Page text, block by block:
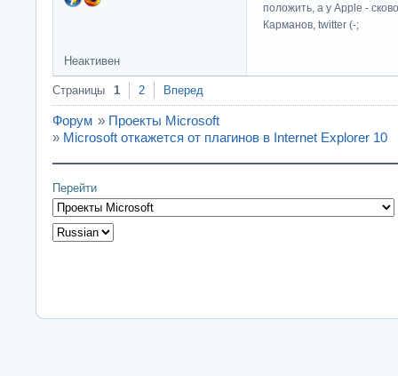
положить, а у Apple -
Карманов, twitter (-;
Неактивен
Страницы 1 2 Вперед
Форум » Проекты Microsoft
» Microsoft откажется от плагинов в Internet Explorer 10
Перейти